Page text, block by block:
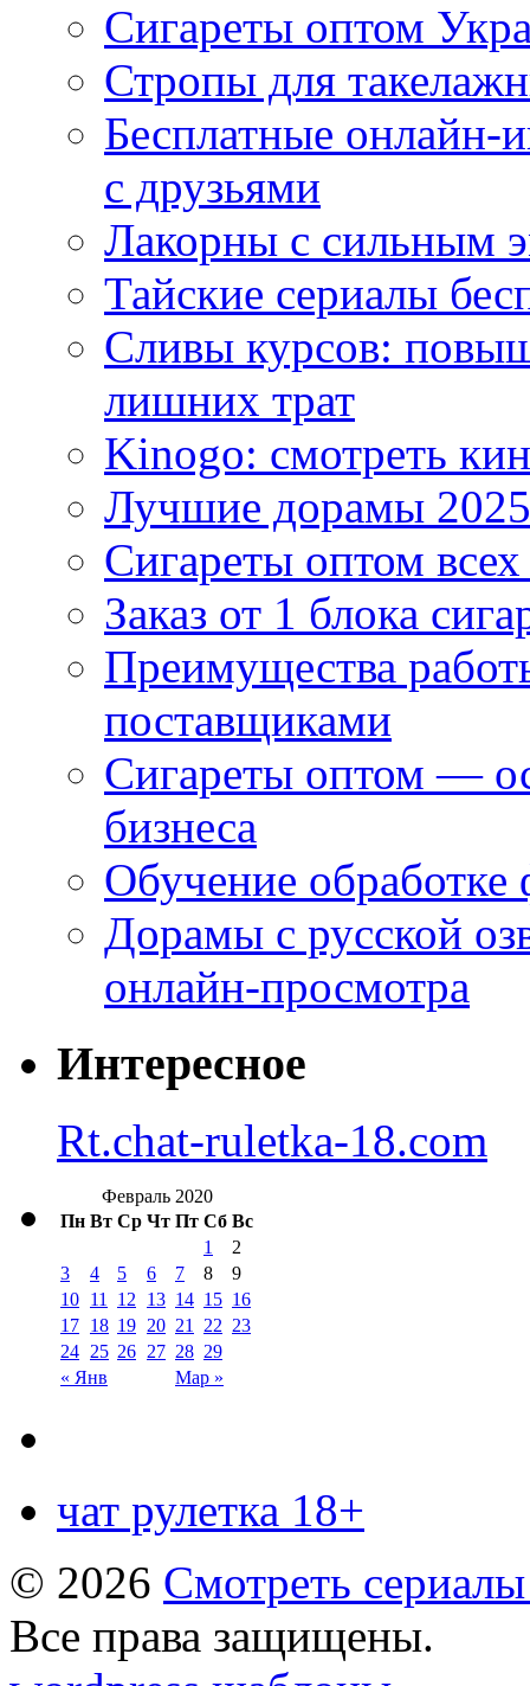
Сигареты оптом
Стропы для
Бесплатные
с друзьями
Лакорны с сильным
Тайские сериалы
Сливы курсов:
лишних трат
Kinogo: смотреть
Лучшие дорамы
Сигареты оптом
Заказ от 1 блока
Преимущества
поставщиками
Сигареты оптом —
бизнеса
Обучение
Дорамы с русской
онлайн-просмотра
Интересное
Rt.chat-ruletka-18.com
Февраль 2020
Пн Вт Ср Чт Пт Сб Вс
« Янв Мар »
1
2
3
4 5 6 7 8
9
10 11 12 13 14 15 16
17 18 19 20 21 22 23
24 25 26 27 28 29
чат рулетка 18+
© 2026 Смотреть
Все права защищены.